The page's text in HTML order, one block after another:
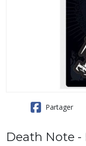
Partager
Death Note -